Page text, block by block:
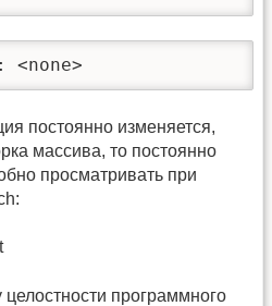
<none>
постоянно изменяется,
массива, то постоянно
просматривать при
программного